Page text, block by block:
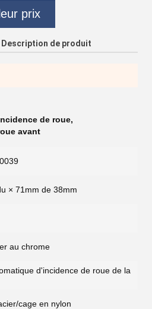
prix
Description de produit
de roue,
avant
× 71mm de 38mm
au chrome
d'incidence de roue de la
cage en nylon